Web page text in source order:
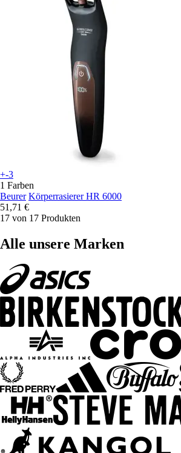
+-3
1 Farben
Beurer Körperrasierer HR 6000
51,71 €
17 von 17 Produkten
Alle unsere Marken